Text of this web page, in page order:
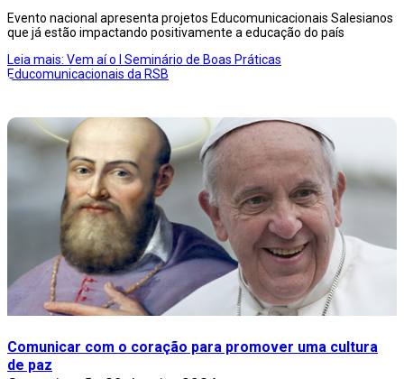
Evento nacional apresenta projetos Educomunicacionais Salesianos
que já estão impactando positivamente a educação do país
Leia mais: Vem aí o I Seminário de Boas Práticas
Educomunicacionais da RSB
Comunicar com o coração para promover uma cultura
de paz